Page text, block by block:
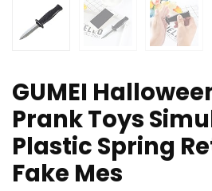
GUMEI
Prank Toys
Plastic Spring
Fake Mes